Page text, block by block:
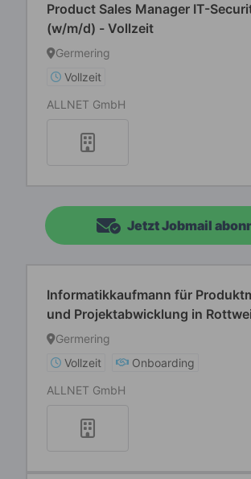
Product Sales Manager IT-
(w/m/d) - Vollzeit
Germering
Vollzeit
ALLNET GmbH
Jetzt Jobmail
Informatikkaufmann für
und Projektabwicklung in
(w/m/d) - Vollzeit
Germering
Vollzeit
Onboarding
ALLNET GmbH